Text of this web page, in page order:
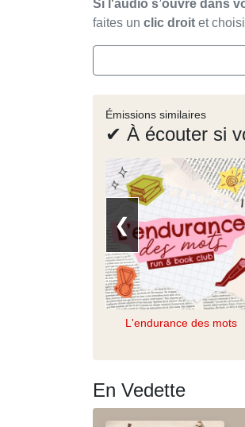
Si l'audio s’ouvre dans
faites un clic droit et
Émissions similaires
✔ À écouter si
❮
L'endurance des mots
En Vedette